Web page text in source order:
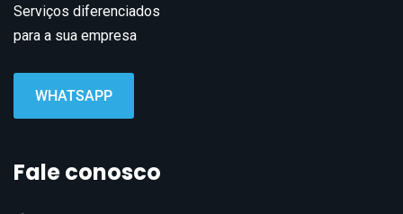
Serviços diferenciados
para a sua empresa
WHATSAPP
Fale conosco